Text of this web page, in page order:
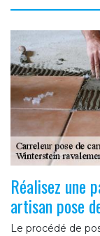
Réalisez une
artisan pose
Le procédé de